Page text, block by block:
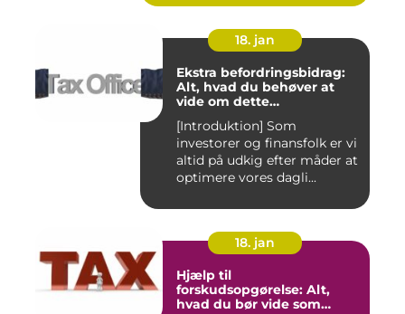
18. jan
Ekstra befordringsbidrag:
Alt, hvad du behøver at
vide om dette
investorer og finansfolk
[Introduktion] Som
investorer og finansfolk er vi
altid på udkig efter måder at
optimere vores dagli...
18. jan
Hjælp til
forskudsopgørelse: Alt,
hvad du bør vide som